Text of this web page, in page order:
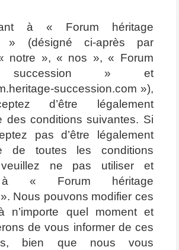
à « Forum héritage
» (désigné ci-après par
notre », « nos », « Forum
succession » et
succession.com »),
d’être légalement
des conditions suivantes. Si
pas d’être légalement
de toutes les conditions
veuillez ne pas utiliser et
à « Forum héritage
Nous pouvons modifier ces
n’importe quel moment et
de vous informer de ces
bien que nous vous